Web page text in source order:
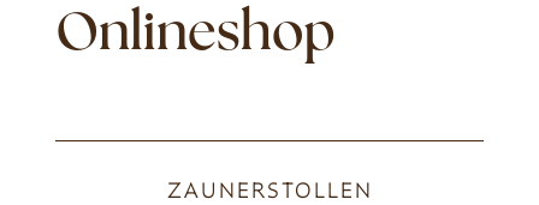
Onlineshop
ZAUNERSTOLLEN